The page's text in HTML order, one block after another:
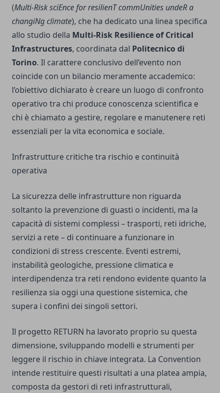
(Multi-Risk sciEnce for resilienT commUnities undeR a
changiNg climate), che ha dedicato una linea specifica
allo studio della Multi-Risk Resilience of Critical
Infrastructures, coordinata dal Politecnico di
Torino. Il carattere conclusivo dell’evento non
coincide con un bilancio meramente accademico:
l’obiettivo dichiarato è creare un luogo di confronto
operativo tra chi produce conoscenza scientifica e
chi è chiamato a gestire, regolare e manutenere reti
essenziali per la vita economica e sociale.
Infrastrutture critiche tra rischio e continuità
operativa
La sicurezza delle infrastrutture non riguarda
soltanto la prevenzione di guasti o incidenti, ma la
capacità di sistemi complessi – trasporti, reti idriche,
servizi a rete – di continuare a funzionare in
condizioni di stress crescente. Eventi estremi,
instabilità geologiche, pressione climatica e
interdipendenza tra reti rendono evidente quanto la
resilienza sia oggi una questione sistemica, che
supera i confini dei singoli settori.
Il progetto RETURN ha lavorato proprio su questa
dimensione, sviluppando modelli e strumenti per
leggere il rischio in chiave integrata. La Convention
intende restituire questi risultati a una platea ampia,
composta da gestori di reti infrastrutturali,